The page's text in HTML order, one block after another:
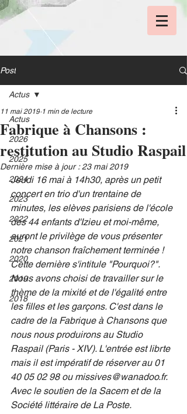
Post
Actus
2026
2025
2024
2023
2022
2021
2020
2019
2018
Actus
Fabrique à Chansons :
restitution au Studio Raspail
11 mai 2019 1 min de lecture
Dernière mise à jour :23 mai 2019
Jeudi 16 mai à 14h30, après un petit
concert en trio d'un trentaine de
minutes, les elèves parisiens de l'école
des 44 enfants d'Izieu et moi-même,
auront le privilège de vous présenter
notre chanson fraîchement terminée !
Cette dernière s'intitule "Pourquoi?".
Nous avons choisi de travailler sur le
thème de la mixité et de l'égalité entre
les filles et les garçons. C'est dans le
cadre de la Fabrique à Chansons que
nous nous produirons au Studio
Raspail (Paris - XIV). L'entrée est librte
mais il est impératif de réserver au 01
40 05 02 98 ou missives@wanadoo.fr.
Avec le soutien de la Sacem et de la
Société littéraire de La Poste.